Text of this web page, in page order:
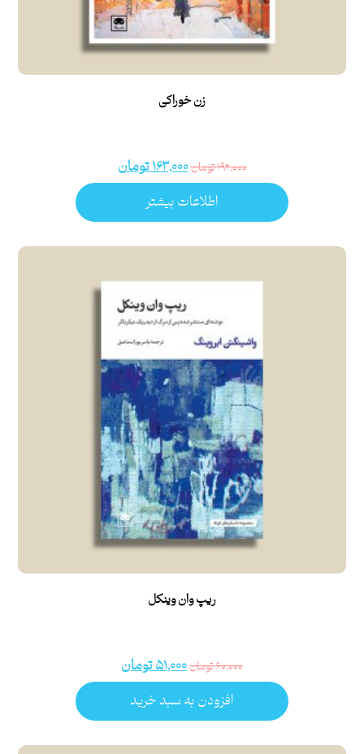
زن‌ خوراکی
۱۹۲,۰۰۰تومان۱۶۳,۰۰۰تومان
اطلاعات بیشتر
ریپ وان وینکل
۶۰,۰۰۰تومان۵۱,۰۰۰تومان
افزودن به سبد خرید